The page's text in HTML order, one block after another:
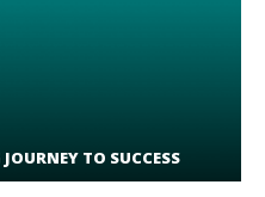
TO SUCCESS